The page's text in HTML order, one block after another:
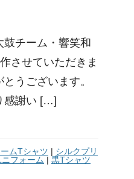
チーム・響笑和
させていただきま
うございます。
感謝い […]
ムTシャツ | シルクプリ
フォーム | 黒Tシャツ